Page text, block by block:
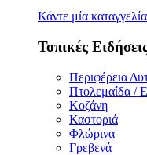
Κάντε μία
Τοπικές
Περιφέρεια
Πτολεμαΐδα /
Κοζάνη
Καστοριά
Φλώρινα
Γρεβενά